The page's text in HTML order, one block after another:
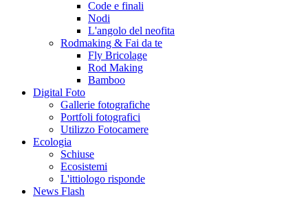
Code e finali
Nodi
L'angolo del neofita
Rodmaking & Fai da te
Fly Bricolage
Rod Making
Bamboo
Digital Foto
Gallerie fotografiche
Portfoli fotografici
Utilizzo Fotocamere
Ecologia
Schiuse
Ecosistemi
L'ittiologo risponde
News Flash